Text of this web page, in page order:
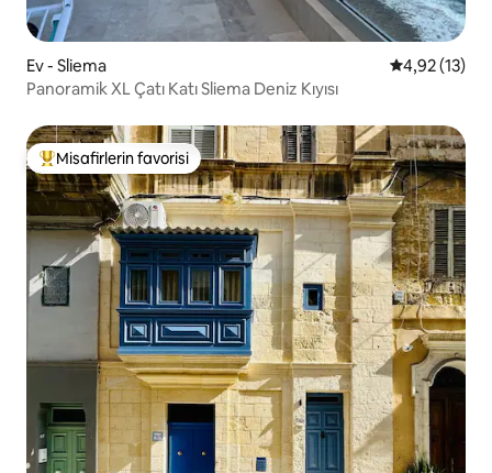
Ev - Sliema 5 üzerinden
4,92 (13)
Panoramik XL Çatı Katı Sliema Deniz Kıyısı
Misafirlerin favorilerinden en beğenilenler arasında
Misafirlerin favorisi